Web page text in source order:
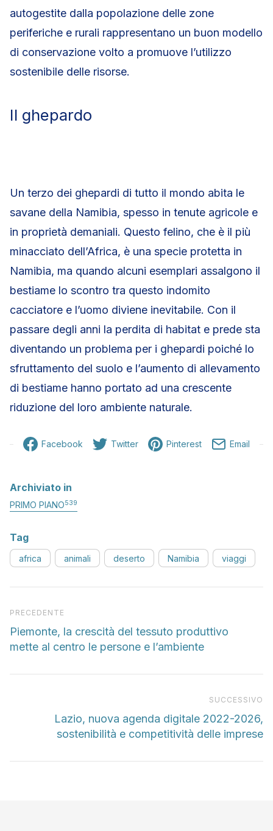
autogestite dalla popolazione delle zone
periferiche e rurali rappresentano un buon modello
di conservazione volto a promuove l’utilizzo
sostenibile delle risorse.
Il ghepardo
Un terzo dei ghepardi di tutto il mondo abita le
savane della Namibia, spesso in tenute agricole e
in proprietà demaniali. Questo felino, che è il più
minacciato dell’Africa, è una specie protetta in
Namibia, ma quando alcuni esemplari assalgono il
bestiame lo scontro tra questo indomito
cacciatore e l’uomo diviene inevitabile. Con il
passare degli anni la perdita di habitat e prede sta
diventando un problema per i ghepardi poiché lo
sfruttamento del suolo e l’aumento di allevamento
di bestiame hanno portato ad una crescente
riduzione del loro ambiente naturale.
Facebook Twitter Pinterest Email
Archiviato in
PRIMO PIANO539
Tag
africa animali deserto Namibia viaggi
Articolo precedente
PRECEDENTE
Piemonte, la crescità del tessuto produttivo
mette al centro le persone e l’ambiente
SUCCESSIVO
Lazio, nuova agenda digitale 2022-2026,
sostenibilità e competitività delle imprese